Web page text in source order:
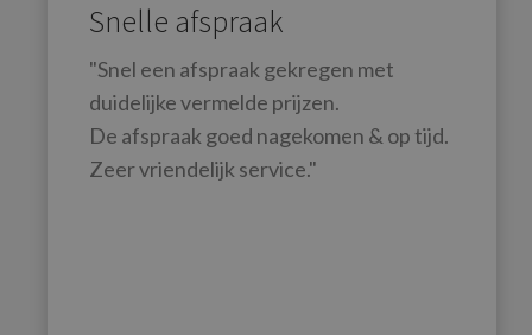
Snelle afspraak
"Snel een afspraak gekregen met
duidelijke vermelde prijzen.
De afspraak goed nagekomen & op tijd.
Zeer vriendelijk service."